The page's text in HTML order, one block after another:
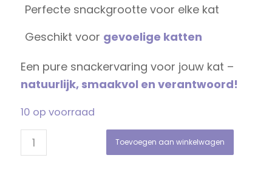
Perfecte snackgrootte voor elke kat
Geschikt voor gevoelige katten
Een pure snackervaring voor jouw kat –
natuurlijk, smaakvol en verantwoord!
10 op voorraad
Toevoegen aan winkelwagen